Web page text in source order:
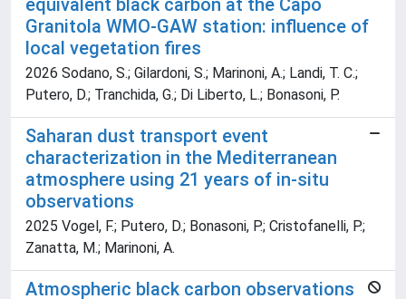
equivalent black carbon at the Capo
Granitola WMO-GAW station: influence of
local vegetation fires
2026 Sodano, S.; Gilardoni, S.; Marinoni, A.; Landi, T. C.;
Putero, D.; Tranchida, G.; Di Liberto, L.; Bonasoni, P.
Saharan dust transport event
characterization in the Mediterranean
atmosphere using 21 years of in-situ
observations
2025 Vogel, F.; Putero, D.; Bonasoni, P.; Cristofanelli, P.;
Zanatta, M.; Marinoni, A.
Atmospheric black carbon observations